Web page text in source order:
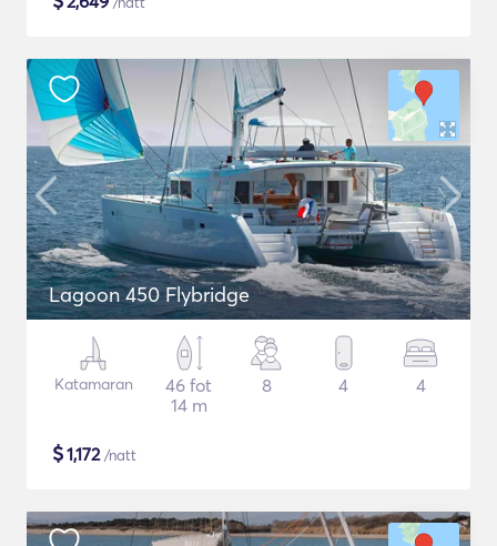
Lagoon 450 Flybridge
Katamaran
46 fot
14 m
8 4 4
$1,172/natt